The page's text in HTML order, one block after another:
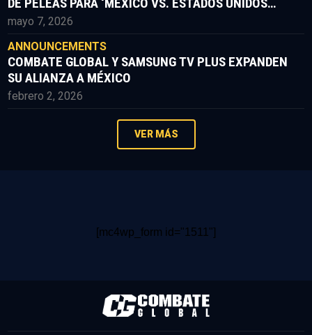
PARTE II’
mayo 7, 2026
ANNOUNCEMENTS
COMBATE GLOBAL Y SAMSUNG TV PLUS EXPANDEN
SU ALIANZA A MÉXICO
febrero 2, 2026
VER MÁS
[mc4wp_form id="1511"]